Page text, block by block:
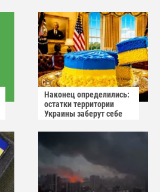
Наконец определились:
остатки территории
Украины заберут себе